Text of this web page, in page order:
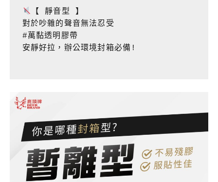
【 靜音型 】
對於吵雜的聲音無法忍受
#萬黏透明膠帶
安靜好拉，辦公環境封箱必備!